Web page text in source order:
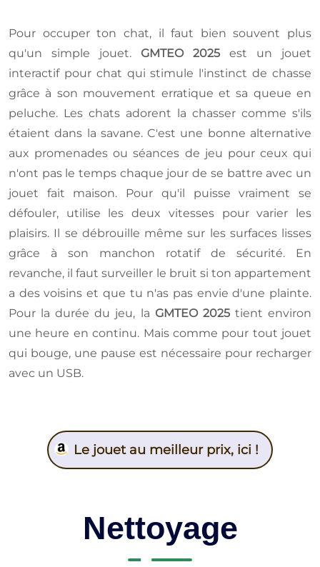
Pour occuper ton chat, il faut bien souvent plus
qu'un simple jouet. GMTEO 2025 est un jouet
interactif pour chat qui stimule l'instinct de chasse
grâce à son mouvement erratique et sa queue en
peluche. Les chats adorent la chasser comme s'ils
étaient dans la savane. C'est une bonne alternative
aux promenades ou séances de jeu pour ceux qui
n'ont pas le temps chaque jour de se battre avec un
jouet fait maison. Pour qu'il puisse vraiment se
défouler, utilise les deux vitesses pour varier les
plaisirs. Il se débrouille même sur les surfaces lisses
grâce à son manchon rotatif de sécurité. En
revanche, il faut surveiller le bruit si ton appartement
a des voisins et que tu n'as pas envie d'une plainte.
Pour la durée du jeu, la GMTEO 2025tient environ
une heure en continu. Mais comme pour tout jouet
qui bouge, une pause est nécessaire pour recharger
avec un USB.
Le jouet au meilleur prix, ici !
Nettoyage